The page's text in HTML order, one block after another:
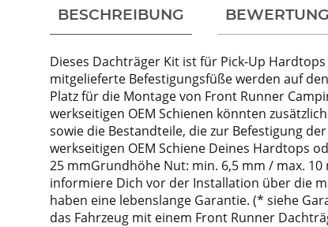
BESCHREIBUNG
Dieses Dachträger Kit ist für Pick-Up
mitgelieferte Befestigungsfüße werden auf
Platz für die Montage von Front Runner
werkseitigen OEM Schienen könnten
sowie die Bestandteile, die zur Befestigung
werkseitigen OEM Schiene Deines Hardtops
25 mmGrundhöhe Nut: min. 6,5 mm / max.
informiere Dich vor der Installation über die
haben eine lebenslange Garantie. (* siehe
das Fahrzeug mit einem Front Runner